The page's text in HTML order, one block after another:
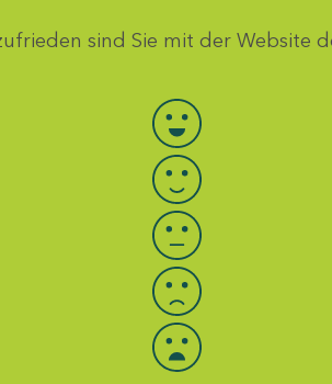
sind Sie mit der Website
Bewertung auswählen